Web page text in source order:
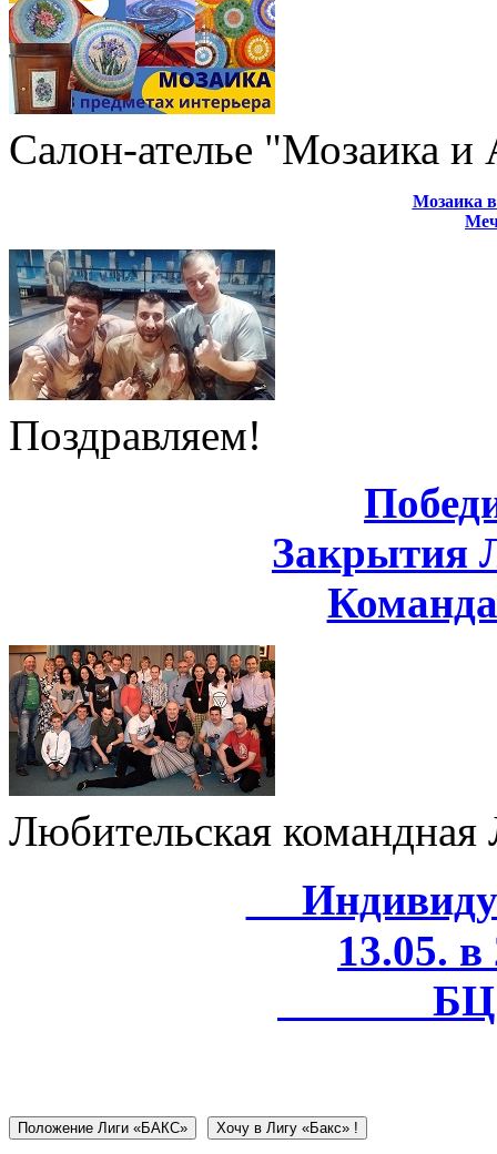
Салон-ателье "Мозаика
Мозаика в
Поздравляем!
Закрытия
Любительская
13.05.
БЦ
Положение Лиги «БАКС» Хочу в Лигу «Бакс» !